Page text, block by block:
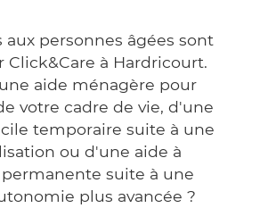
aux personnes âgées sont
Click&Care à Hardricourt.
aide ménagère pour
votre cadre de vie, d'une
temporaire suite à une
ou d'une aide à
suite à une
plus avancée ?